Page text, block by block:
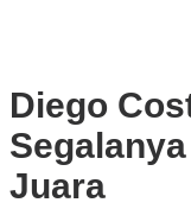
Diego
Juara